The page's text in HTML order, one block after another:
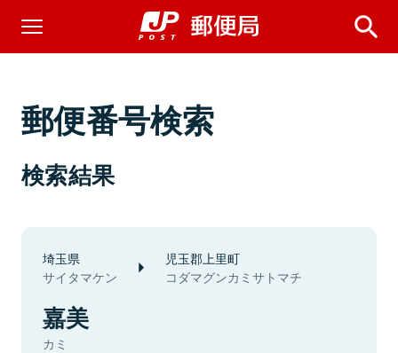
郵便番号検索
検索結果
埼玉県
サイタマケン
児玉郡上里町
コダマグンカミサトマチ
嘉美
カミ